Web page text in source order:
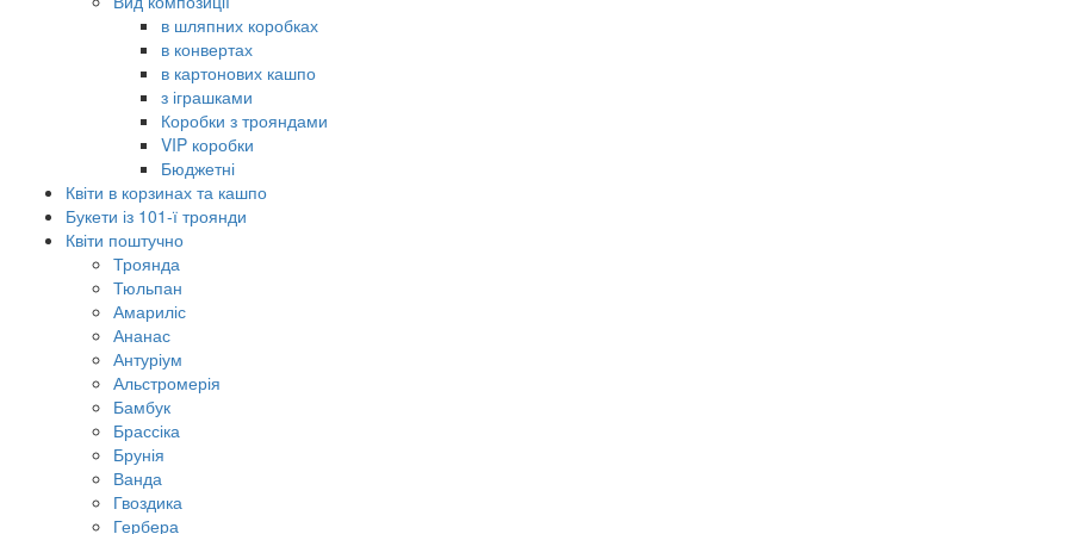
в шляпних коробках
в конвертах
в картонових кашпо
з іграшками
Коробки з трояндами
VIP коробки
Бюджетні
Квіти в корзинах та кашпо
Букети із 101-ї троянди
Квіти поштучно
Троянда
Тюльпан
Амариліс
Ананас
Антуріум
Альстромерія
Бамбук
Брассіка
Брунія
Ванда
Гвоздика
Гербера